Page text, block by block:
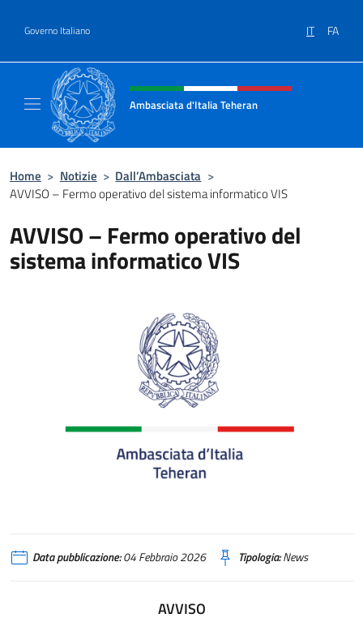
Governo Italiano IT FA
Intestazione sito, social e menù
Ambasciata d'Italia Teheran
Home > Notizie > Dall’Ambasciata >
AVVISO – Fermo operativo del sistema informatico VIS
AVVISO – Fermo operativo del
sistema informatico VIS
Data pubblicazione:04 Febbraio 2026 Tipologia:News
AVVISO